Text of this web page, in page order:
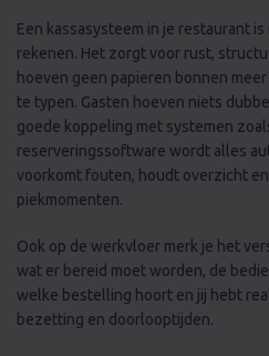
rekenen. Het zorgt voor rust,
hoeven geen papieren bonnen
te typen. Gasten hoeven niets
goede koppeling met systemen
reserveringssoftware wordt alles
voorkomt fouten, houdt overzicht
piekmomenten.
wat er bereid moet worden, de
welke bestelling hoort en jij hebt
bezetting en doorlooptijden.